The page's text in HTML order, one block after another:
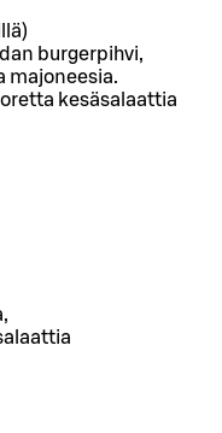
burgerpihvi,
majoneesia.
kesäsalaattia